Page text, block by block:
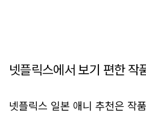
넷플릭스에서 보기 편한 작
넷플릭스 일본 애니 추천은 작